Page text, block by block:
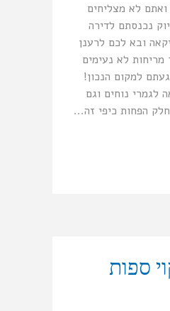
לא מצליחים
נכנסתם לדירה
ובא לכם לרענן
לא נעימים
למקום הנכון!
לגמרי נוחים וגם
הפחות כיפי זה...
ספות